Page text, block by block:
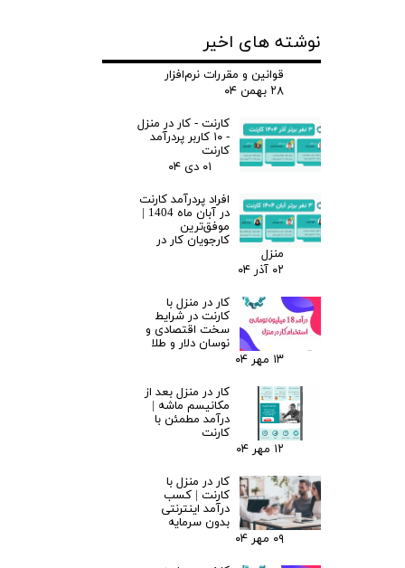
نوشته های اخیر
قوانین و مقررات نرم‌افزار
۲۸ بهمن ۰۴
کارنت - کار در منزل
- ۱۰ کاربر پردرآمد
کارنت
۰۱ دی ۰۴
افراد پردرآمد کارنت
در آبان ماه 1404 |
موفق‌ترین
کارجویان کار در
منزل
۰۲ آذر ۰۴
کار در منزل با
کارنت در شرایط
سخت اقتصادی و
نوسان دلار و طلا
۱۳ مهر ۰۴
کار در منزل بعد از
مکانیسم ماشه |
درآمد مطمئن با
کارنت
۱۲ مهر ۰۴
کار در منزل با
کارنت | کسب
درآمد اینترنتی
بدون سرمایه
۰۹ مهر ۰۴